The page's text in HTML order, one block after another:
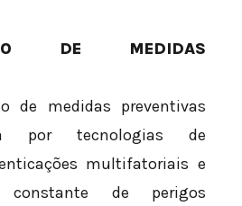
DE MEDIDAS
de medidas preventivas
por tecnologias de
multifatoriais e
constante de perigos